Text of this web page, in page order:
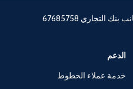
بنك التجاري 67685758
الدعم
خدمة عملاء الخطوط